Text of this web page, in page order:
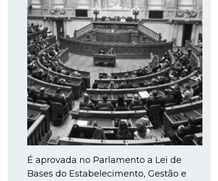
É aprovada no Parlamento a Lei de
Bases do Estabelecimento, Gestão e